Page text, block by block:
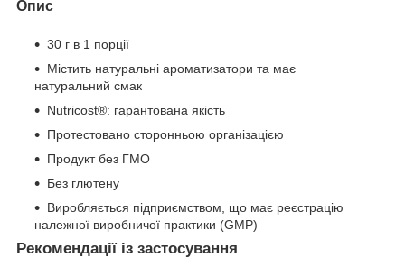
Опис
30 г в 1 порції
Містить натуральні ароматизатори та має
натуральний смак
Nutricost®: гарантована якість
Протестовано сторонньою організацією
Продукт без ГМО
Без глютену
Виробляється підприємством, що має реєстрацію
належної виробничої практики (GMP)
Рекомендації із застосування